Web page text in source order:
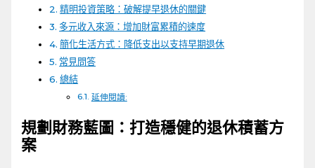
精明投資策略：破解提早退休的關鍵
多元收入來源：增加財富累積的速度
簡化生活方式：降低支出以支持早期退休
常見問答
總結
延伸閱讀:
規劃財務藍圖：打造穩健的退休積蓄方
案